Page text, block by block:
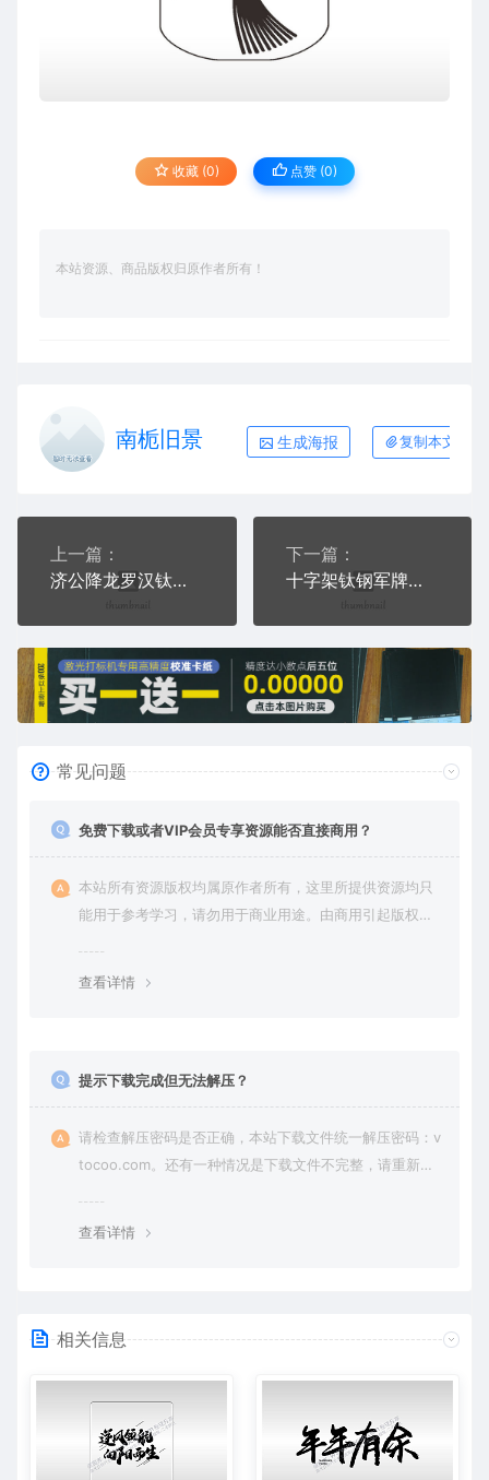
收藏 (0) 点赞 (0)
本站资源、商品版权归原作者所有！
南栀旧景 生成海报 复制本文链接
上一篇：
济公降龙罗汉钛钢军牌项链AI8.0格式激光打标文件通用矢量图
下一篇：
十字架钛钢军牌项链AI8.0格式激光打标文件通用矢量图
常见问题
免费下载或者VIP会员专享资源能否直接商用？
本站所有资源版权均属原作者所有，这里所提供资源均只
能用于参考学习，请勿用于商业用途。由商用引起版权纠
查看详情
提示下载完成但无法解压？
请检查解压密码是否正确，本站下载文件统一解压密码：v
tocoo.com。还有一种情况是下载文件不完整，请重新下
查看详情
相关信息